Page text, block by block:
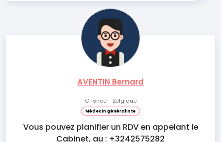
AVENTIN Bernard
Crisnee - Belgique
Médecin généraliste
Vous pouvez planifier un RDV en appelant le
Cabinet, au : +3242575282